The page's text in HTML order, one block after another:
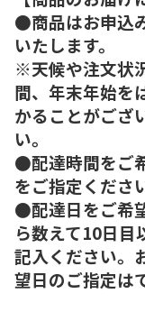
●商品はお申込
いたします。
※天候や注文状
間、年末年始を
かることがござ
い。
●配達時間をご
をご指定くださ
●配達日をご希
ら数えて10日目
記入ください。
望日のご指定は